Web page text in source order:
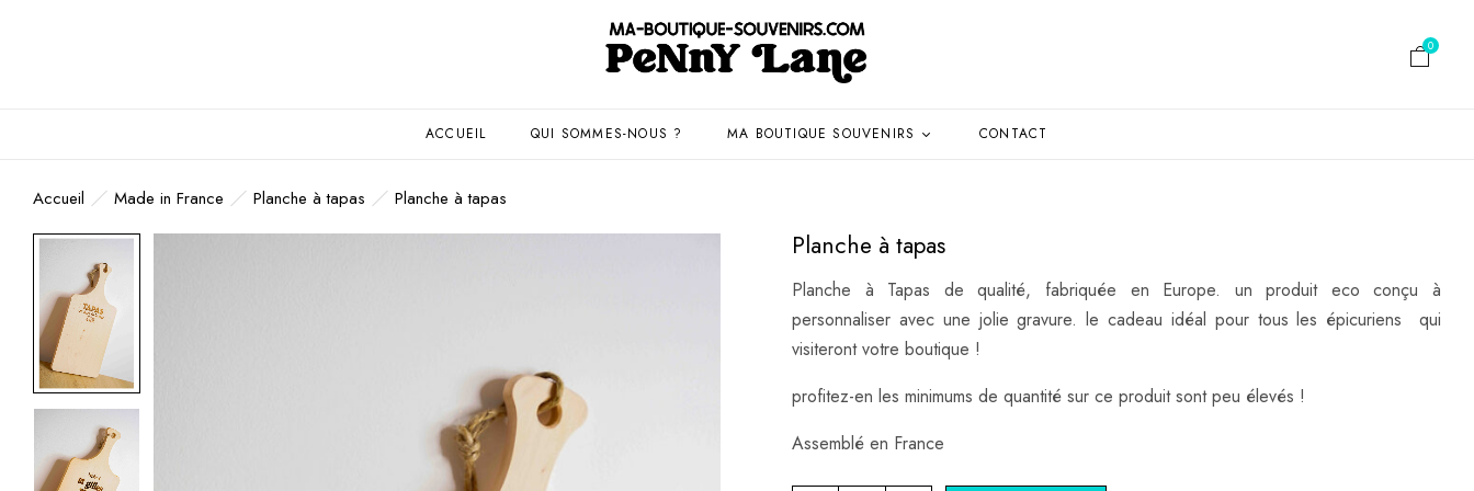
0
ACCUEIL QUI SOMMES-NOUS ? MA BOUTIQUE SOUVENIRS CONTACT
Accueil Made in France Planche à tapas Planche à tapas
Planche à tapas
Planche à Tapas de qualité, fabriquée en Europe. un produit eco conçu à
personnaliser avec une jolie gravure. le cadeau idéal pour tous les épicuriens qui
visiteront votre boutique !
profitez-en les minimums de quantité sur ce produit sont peu élevés !
Assemblé en France